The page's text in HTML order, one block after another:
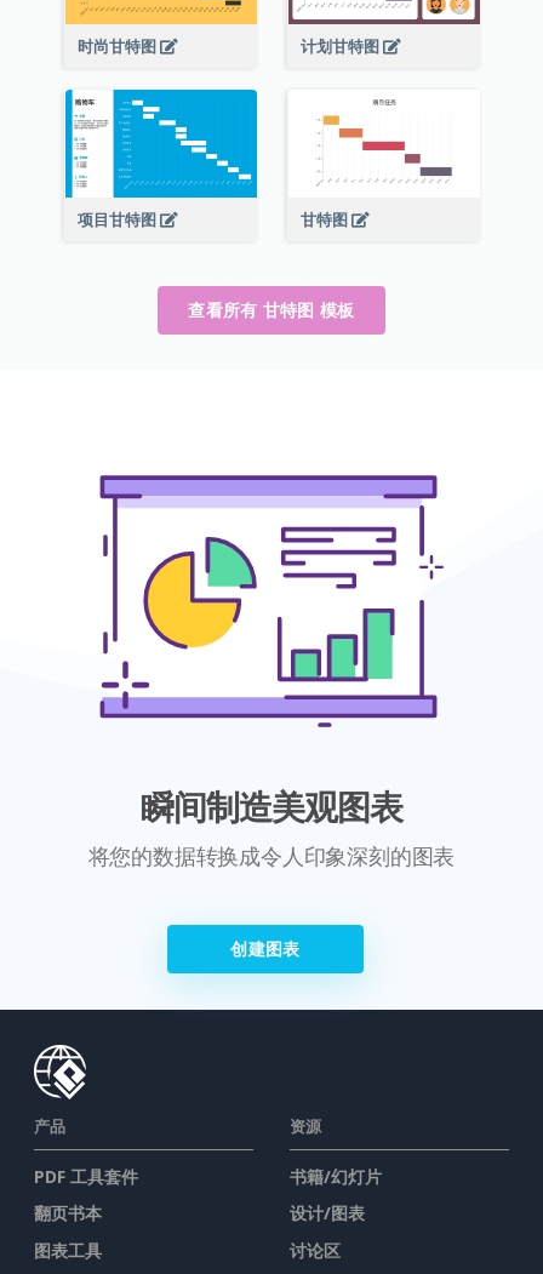
时尚甘特图 计划甘特图
项目甘特图 甘特图
查看所有 甘特图 模板
瞬间制造美观图表
将您的数据转换成令人印象深刻的图表
创建图表
产品
PDF 工具套件
翻页书本
图表工具
资源
书籍/幻灯片
设计/图表
讨论区